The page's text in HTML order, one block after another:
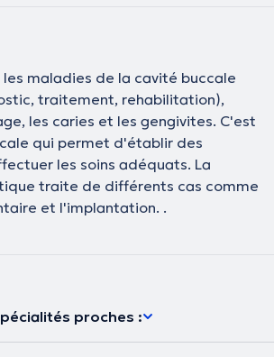
les maladies de la cavité buccale
traitement, rehabilitation),
les caries et les gengivites. C'est
qui permet d'établir des
les soins adéquats. La
traite de différents cas comme
et l'implantation. .
proches :